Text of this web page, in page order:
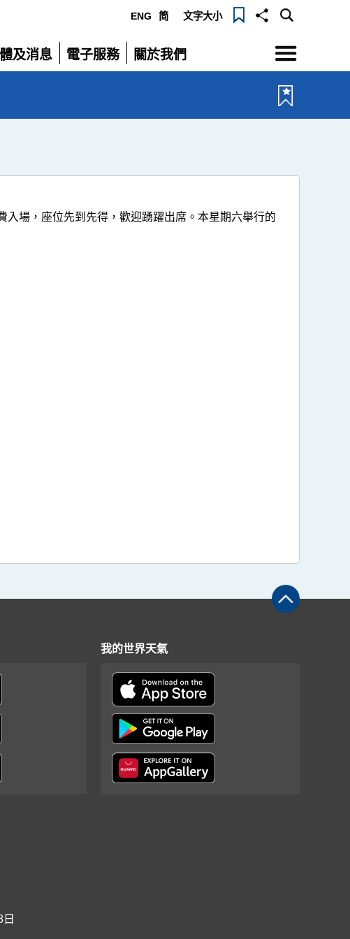
ENG 简 文字大小
及消息
電子服務
展
關於我們
展
選
單
場，座位先到先得，歡迎踴躍出席。本星期六舉行的
我的世界天氣